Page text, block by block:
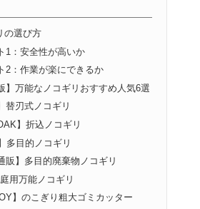
の選び方
1：安全性が高いか
2：作業が楽にできるか
】万能なノコギリおすすめ人気6選
替刃式ノコギリ
】折込ノコギリ
多目的ノコギリ
販】多目的廃棄物ノコギリ
庭用万能ノコギリ
】のこぎり粗大ゴミカッター